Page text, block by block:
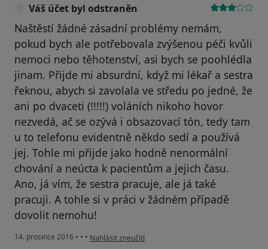
Váš účet byl odstraněn
Naštěstí žádné zásadní problémy nemám,
pokud bych ale potřebovala zvýšenou péči kvůli
nemoci nebo těhotenství, asi bych se poohlédla
jinam. Přijde mi absurdní, když mi lékař a sestra
řeknou, abych si zavolala ve středu po jedné, že
ani po dvaceti (!!!!!) voláních nikoho hovor
nezvedá, ač se ozývá i obsazovací tón, tedy tam
u to telefonu evidentně někdo sedí a používá
jej. Tohle mi přijde jako hodně nenormální
chování a neúcta k pacientům a jejich času.
Ano, já vím, že sestra pracuje, ale já také
pracuji. A tohle si v práci v žádném případě
dovolit nemohu!
14. prosince 2016 • • • podle názoru uživatele Váš účet byl odstraněn
Nahlásit zneužití